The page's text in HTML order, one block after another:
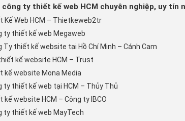
công ty thiết kế web HCM chuyên nghiệp, uy tín
Kế Web HCM – Thietkeweb2tr
ty thiết kế web Megaweb
Ty thiết kế website tại Hồ Chí Minh – Cánh Cam
kế website HCM – Trust
kế website Mona Media
ty thiết kế web tại HCM – Thủy Thủ
kế website HCM – Công ty IBCO
ty thiết kế web MayTech